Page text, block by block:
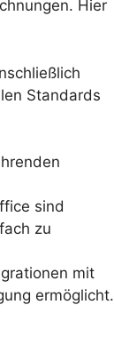
Hier
Standards
sind
zu
mit
ermöglicht.